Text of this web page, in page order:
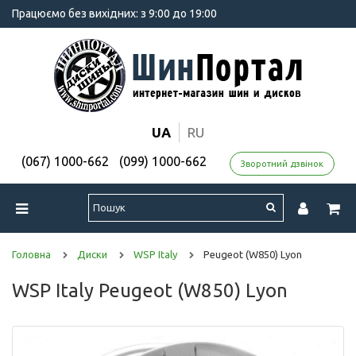
Працюємо без вихідних: з 9:00 до 19:00
UA RU
(067) 1000-662 (099) 1000-662 Зворотний дзвінок
Головна Диски WSP Italy Peugeot (W850) Lyon
WSP Italy Peugeot (W850) Lyon